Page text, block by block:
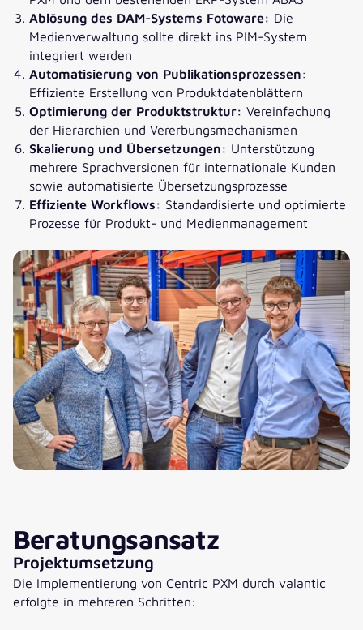
Ablösung des DAM-Systems Fotoware: Die
Medienverwaltung sollte direkt ins PIM-System
integriert werden
Automatisierung von Publikationsprozessen:
Effiziente Erstellung von Produktdatenblättern
Optimierung der Produktstruktur: Vereinfachung
der Hierarchien und Vererbungsmechanismen
Skalierung und Übersetzungen: Unterstützung
mehrere Sprachversionen für internationale Kunden
sowie automatisierte Übersetzungsprozesse
Effiziente Workflows: Standardisierte und optimierte
Prozesse für Produkt- und Medienmanagement
Beratungsansatz
Projektumsetzung
Die Implementierung von Centric PXM durch valantic
erfolgte in mehreren Schritten: